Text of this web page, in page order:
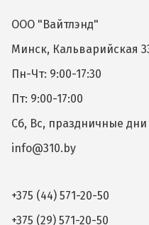
ООО "Вайтлэнд"
Минск, Кальварийская
Пн-Чт: 9:00-17:30
Пт: 9:00-17:00
Сб, Вс, праздничные
info@310.by
+375 (44) 571-20-50
+375 (29) 571-20-50